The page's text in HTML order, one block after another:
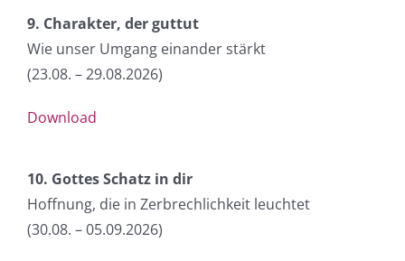
9. Charakter, der guttut
Wie unser Umgang einander stärkt
(23.08. – 29.08.2026)
Download
10. Gottes Schatz in dir
Hoffnung, die in Zerbrechlichkeit leuchtet
(30.08. – 05.09.2026)